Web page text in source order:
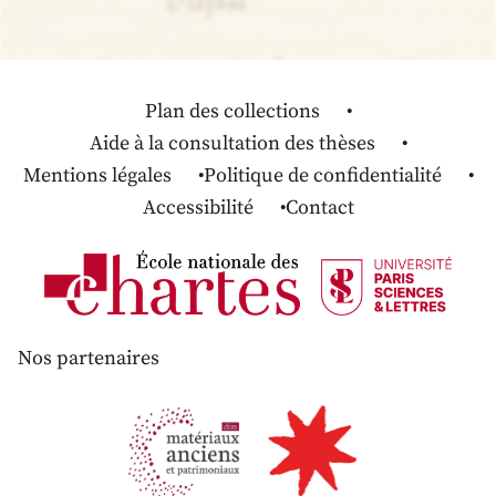
Plan des collections
Aide à la consultation des thèses
Mentions légales
Politique de confidentialité
Accessibilité
Contact
Nos partenaires